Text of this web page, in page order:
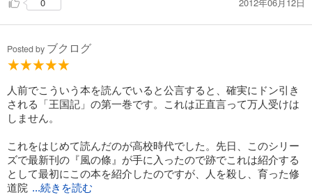
Posted by ブクログ
人前でこういう本を読んでいると公言すると、確実にドン引き
される「王国記」の第一巻です。これは正直言って万人受けは
しません。
これをはじめて読んだのが高校時代でした。先日、このシリー
ズで最新刊の『風の條』が手に入ったので跡でこれは紹介する
として最初にこの本を紹介したのですが、人を殺し、育った修
道院 ...続きを読む